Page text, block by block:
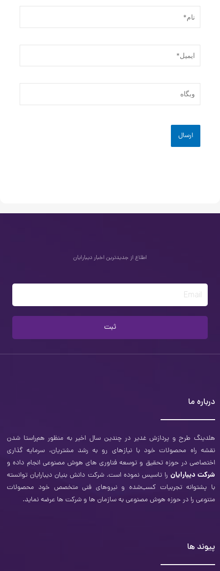
وبگاه
اطلاع از جدیدترین اخبار دیبارایان
Email
ثبت
درباره ما
هلدینگ طرح و‌ پردازش غدیر در چندین سال اخیر به منظور هم‌راستا شدن
نقشه راه محصولات خود با نیازهای رو به رشد مشتریان، سرمایه ‌گذاری
اختصاصی در حوزه تحقیق و توسعه فناوری­ های هوش مصنوعی انجام داده و
شرکت دیبارایان را تاسیس نموده است. شرکت دانش بنیان دیبارایان توانسته
با پشتوانه تجربیات کسب‌شده و نیروهای فنی متخصص خود محصولات
متنوعی را در حوزه هوش مصنوعی به سازمان‌ ها و شرکت ­ها عرضه نماید.
پیوند ها